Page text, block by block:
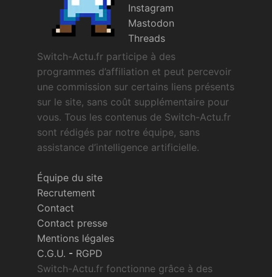
Instagram
Mastodon
Threads
Switch-Actu.fr participe à des
programmes d’affiliation et peut percevoir
une commission sur certains liens présents
sur le site, sans coût supplémentaire pour
vous. Tous les contenus de Switch-Actu.fr
sont rédigés par notre équipe, sans
assistance d’intelligence artificielle.
Équipe du site
Recrutement
Contact
Contact presse
Mentions légales
C.G.U. - RGPD
Switch-Actu.fr fonctionne grâce à des